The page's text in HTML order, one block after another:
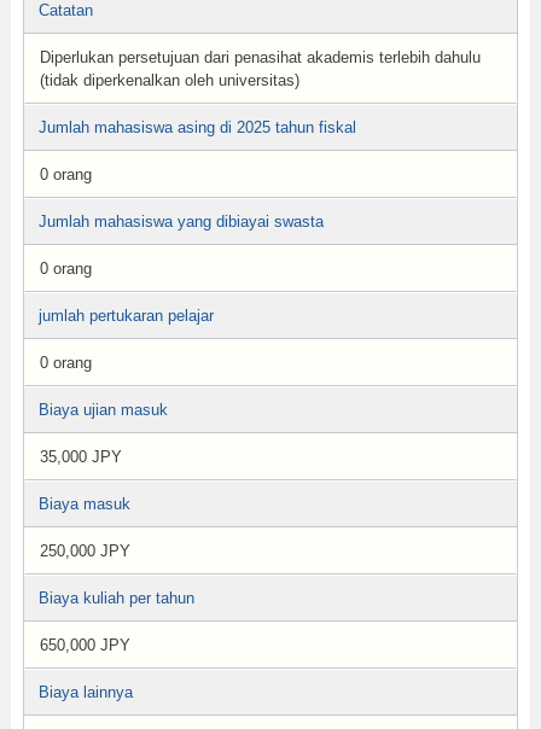
Catatan
Diperlukan persetujuan dari penasihat akademis terlebih dahulu
(tidak diperkenalkan oleh universitas)
Jumlah mahasiswa asing di 2025 tahun fiskal
0 orang
Jumlah mahasiswa yang dibiayai swasta
0 orang
jumlah pertukaran pelajar
0 orang
Biaya ujian masuk
35,000 JPY
Biaya masuk
250,000 JPY
Biaya kuliah per tahun
650,000 JPY
Biaya lainnya